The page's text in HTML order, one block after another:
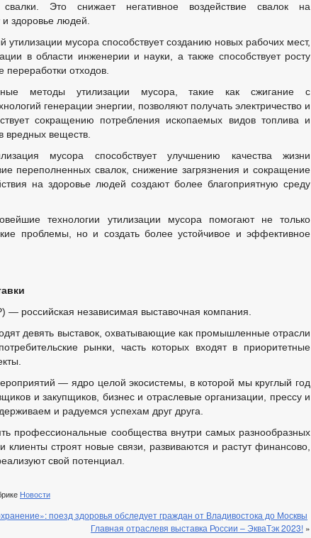
Это снижает негативное воздействие свалок на
здоровье людей.
утилизации мусора способствует созданию новых рабочих мест,
в области инженерии и науки, а также способствует росту
переработки отходов.
методы утилизации мусора, такие как сжигание с
генерации энергии, позволяют получать электричество и
сокращению потребления ископаемых видов топлива и
вредных веществ.
мусора способствует улучшению качества жизни
переполненных свалок, снижение загрязнения и сокращение
на здоровье людей создают более благоприятную среду
технологии утилизации мусора помогают не только
проблемы, но и создать более устойчивое и эффективное
— российская независимая выставочная компания.
девять выставок, охватывающие как промышленные отрасли
рынки, часть которых входят в приоритетные
— ядро целой экосистемы, в которой мы круглый год
и закупщиков, бизнес и отраслевые организации, прессу и
и радуемся успехам друг друга.
профессиональные сообщества внутри самых разнообразных
клиенты строят новые связи, развиваются и растут финансово,
свой потенциал.
Новости
поезд здоровья обследует граждан от Владивостока до Москвы
Главная отраслевя выставка России – ЭкваТэк 2023! »